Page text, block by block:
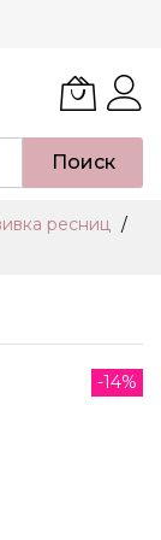
Поиск
ресниц
-14%